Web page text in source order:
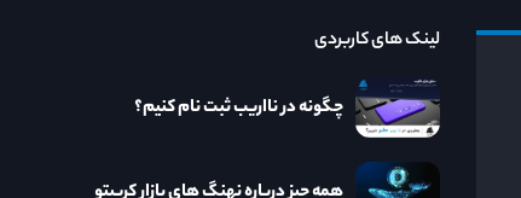
لینک های کاربردی
چگونه در نااریب ثبت نام کنیم؟